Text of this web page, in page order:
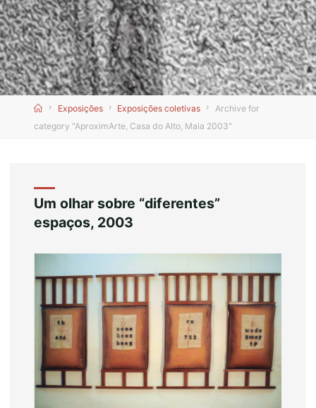
HomeExposições Exposições coletivas
Archive for
category "AproximArte, Casa do Alto, Maia 2003"
Um olhar sobre “diferentes”
espaços, 2003